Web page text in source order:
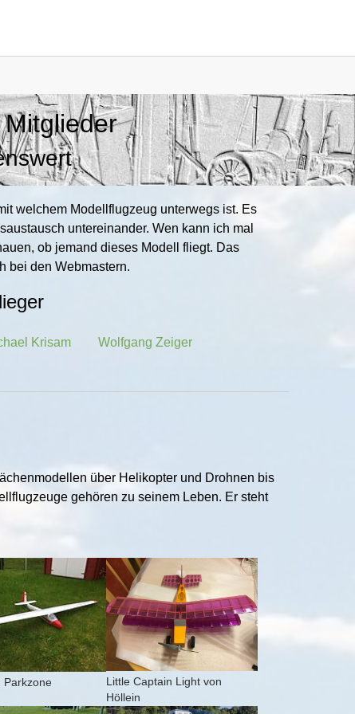
for "Allgemein"
welchem Modellflugzeug unterwegs ist. Es
untereinander. Wen kann ich mal
ob jemand dieses Modell fliegt. Das
bei den Webmastern.
Krisam Wolfgang Zeiger
version for:
Parkzone
Show larger version for:
Little Captain Light von
Höllein
über Helikopter und Drohnen bis
gehören zu seinem Leben. Er steht